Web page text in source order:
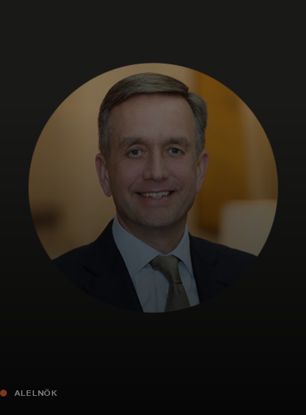
Vállalkozásoknak
A világért
Innovátoroknak
Hírek és trendek
ALELNÖK